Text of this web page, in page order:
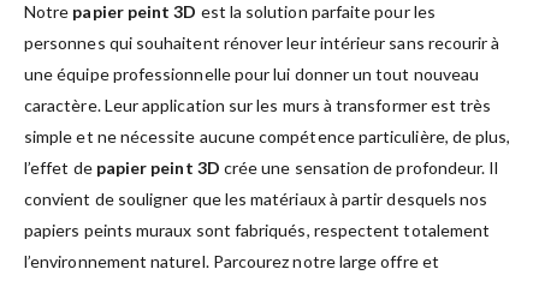
Notre papier peint 3D est la solution parfaite pour les
personnes qui souhaitent rénover leur intérieur sans recourir à
une équipe professionnelle pour lui donner un tout nouveau
caractère. Leur application sur les murs à transformer est très
simple et ne nécessite aucune compétence particulière, de plus,
l’effet de papier peint 3D crée une sensation de profondeur. Il
convient de souligner que les matériaux à partir desquels nos
papiers peints muraux sont fabriqués, respectent totalement
l’environnement naturel. Parcourez notre large offre et